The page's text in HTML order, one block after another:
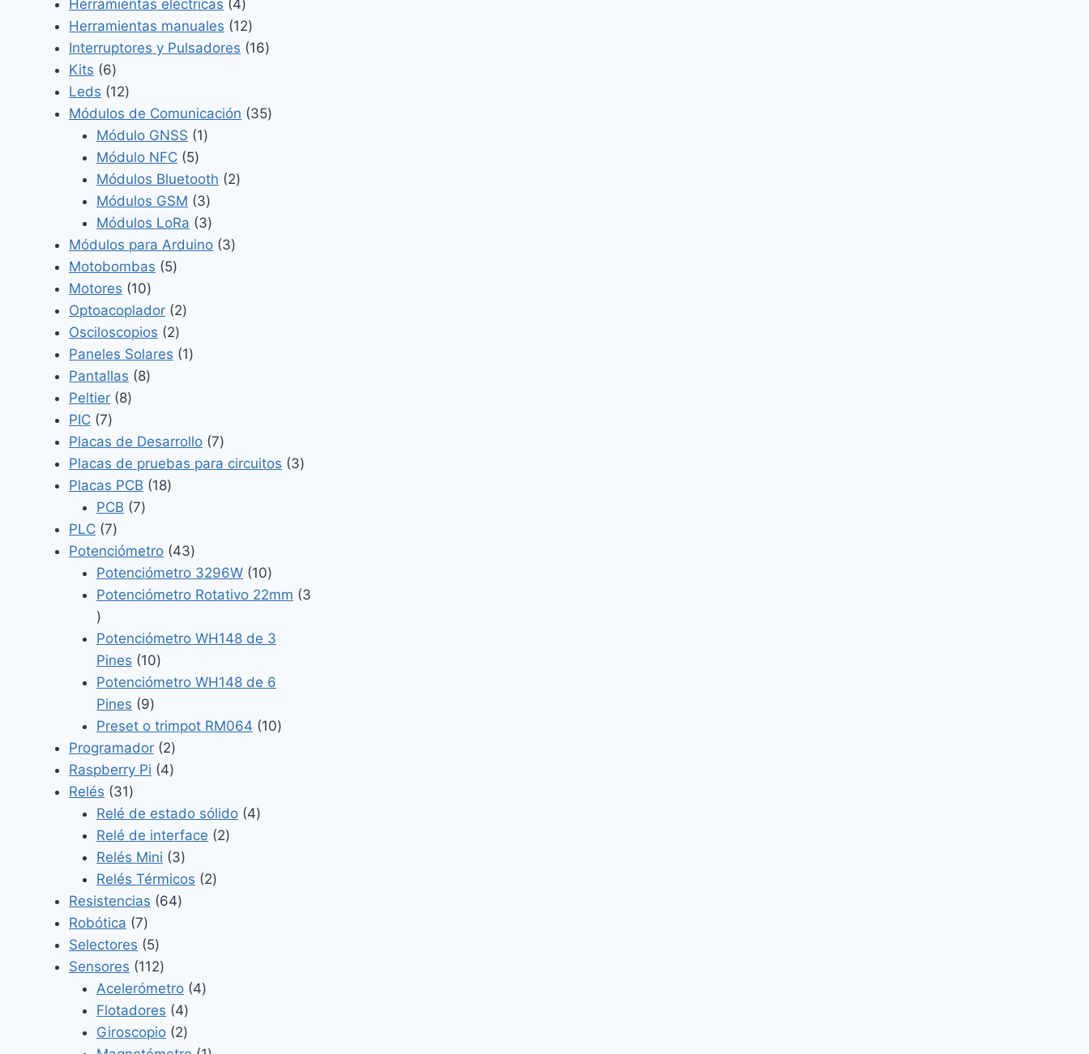
Herramientas eléctricas 44
productos
Herramientas manuales 1212
productos
Interruptores y Pulsadores 1616
Kits 66
productos
Leds 1212
productos
Módulos de Comunicación 3535
Módulo GNSS 11
Módulo NFC 55
productos
Módulos Bluetooth 22
Módulos GSM 33
productos
Módulos LoRa 33
productos
Módulos para Arduino 33
Motobombas 55
Motores 1010
productos
Optoacoplador 22
Osciloscopios 22
productos
Paneles Solares 11
Pantallas 88
Peltier 88
PIC 77
productos
Placas de Desarrollo 77
productos
Placas de pruebas para circuitos 33
Placas PCB 1818
PCB 77
PLC 77
productos
Potenciómetro 4343
productos
Potenciómetro 3296W 1010
productos
Potenciómetro Rotativo 22mm
3
3
productos
Potenciómetro WH148 de 3
Pines
1010
productos
Potenciómetro WH148 de 6
Pines
99
productos
Preset o trimpot RM064 1010
Programador 22
productos
Raspberry Pi 44
Relés 3131
productos
Relé de estado sólido 44
Relé de interface 22
Relés Mini 33
productos
Relés Térmicos 22
Resistencias 6464
Robótica 77
productos
Selectores 55
productos
Sensores 112112
productos
Acelerómetro 44
Flotadores 44
productos
Giroscopio 22